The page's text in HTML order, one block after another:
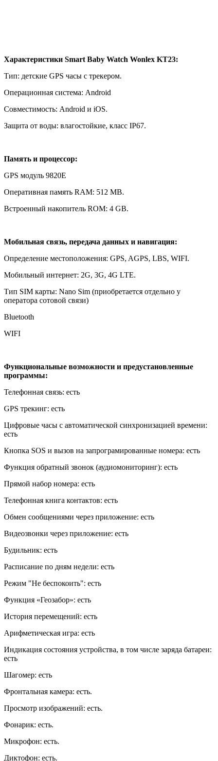
Характеристики Smart Baby Watch Wonlex KT23:
Тип: детские GPS часы с трекером.
Операционная система: Android
Совместимость: Android и iOS.
Защита от воды: влагостойкие, класс IP67.
Память и процессор:
GPS модуль 9820E
Оперативная память RAM: 512 MB.
Встроенный накопитель ROM: 4 GB.
Мобильная связь, передача данных и навигация:
Определение местоположения: GPS, AGPS, LBS, WIFI.
Мобильный интернет: 2G, 3G, 4G LTE.
Тип SIM карты: Nano Sim (приобретается отдельно у
оператора сотовой связи)
Bluetooth
WIFI
Функциональные возможности и предустановленные
программы:
Телефонная связь: есть
GPS трекинг: есть
Цифровые часы с автоматической синхронизацией времени:
есть
Кнопка SOS и вызов на запрограмированные номера: есть
Функция обратный звонок (аудиомониторинг): есть
Прямой набор номера: есть
Телефонная книга контактов: есть
Обмен сообщениями через приложение: есть
Видеозвонки через приложение: есть
Будильник: есть
Расписание по дням недели: есть
Режим "Не беспокоить": есть
Функция «Геозабор»: есть
История перемещений: есть
Арифметическая игра: есть
Индикация состояния устройства, в том числе заряда батареи:
есть
Шагомер: есть
Фронтальная камера: есть.
Просмотр изображений: есть.
Фонарик: есть.
Микрофон: есть.
Диктофон: есть.